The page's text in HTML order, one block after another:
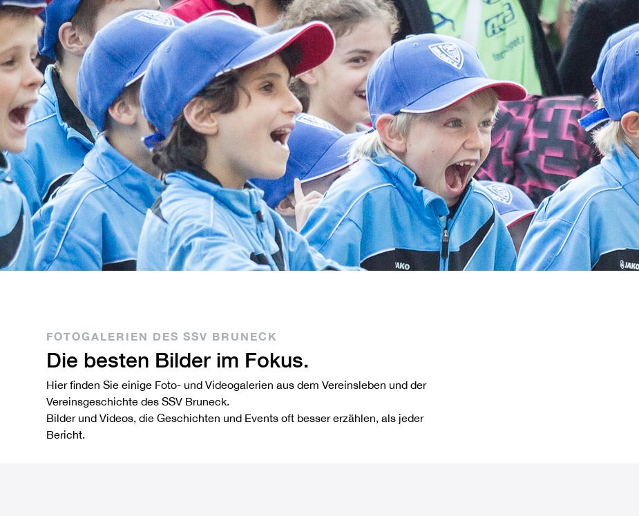
FOTOGALERIEN DES SSV BRUNECK
Die besten Bilder im Fokus.
Hier finden Sie einige Foto- und Videogalerien aus dem Vereinsleben und der
Vereinsgeschichte des SSV Bruneck.
Bilder und Videos, die Geschichten und Events oft besser erzählen, als jeder
Bericht.